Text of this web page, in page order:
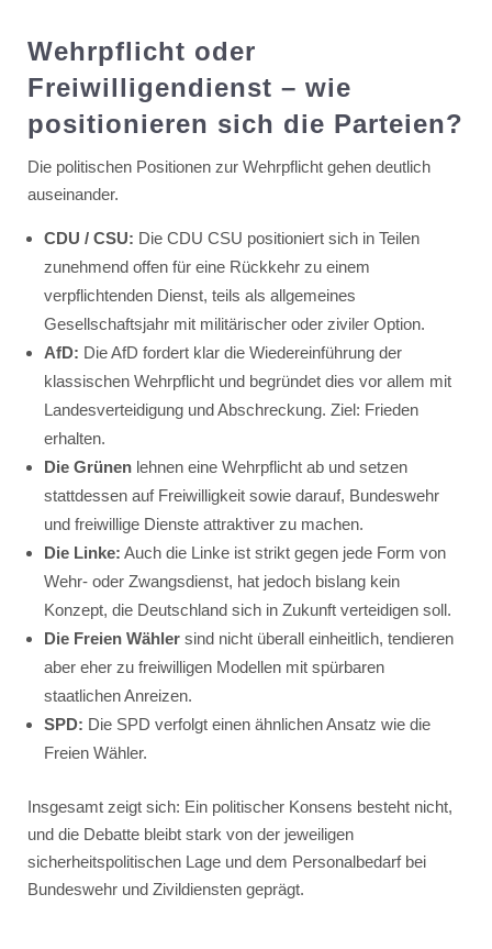
Wehrpflicht oder
Freiwilligendienst – wie
positionieren sich die Parteien?
Die politischen Positionen zur Wehrpflicht gehen deutlich
auseinander.
CDU / CSU: Die CDU CSU positioniert sich in Teilen
zunehmend offen für eine Rückkehr zu einem
verpflichtenden Dienst, teils als allgemeines
Gesellschaftsjahr mit militärischer oder ziviler Option.
AfD: Die AfD fordert klar die Wiedereinführung der
klassischen Wehrpflicht und begründet dies vor allem mit
Landesverteidigung und Abschreckung. Ziel: Frieden
erhalten.
Die Grünenlehnen eine Wehrpflicht ab und setzen
stattdessen auf Freiwilligkeit sowie darauf, Bundeswehr
und freiwillige Dienste attraktiver zu machen.
Die Linke: Auch die Linke ist strikt gegen jede Form von
Wehr- oder Zwangsdienst, hat jedoch bislang kein
Konzept, die Deutschland sich in Zukunft verteidigen soll.
Die Freien Wählersind nicht überall einheitlich, tendieren
aber eher zu freiwilligen Modellen mit spürbaren
staatlichen Anreizen.
SPD: Die SPD verfolgt einen ähnlichen Ansatz wie die
Freien Wähler.
Insgesamt zeigt sich: Ein politischer Konsens besteht nicht,
und die Debatte bleibt stark von der jeweiligen
sicherheitspolitischen Lage und dem Personalbedarf bei
Bundeswehr und Zivildiensten geprägt.